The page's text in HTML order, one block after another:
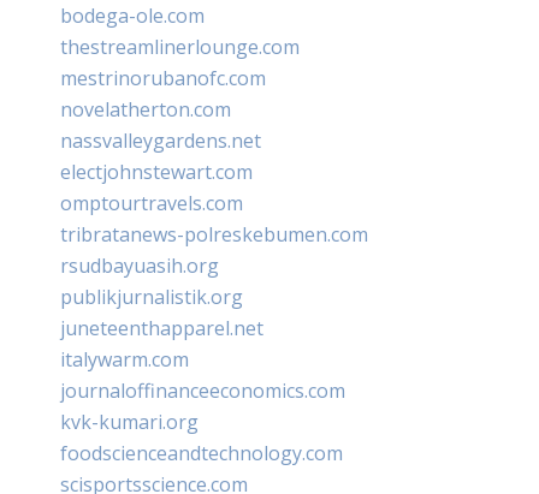
bodega-ole.com
thestreamlinerlounge.com
mestrinorubanofc.com
novelatherton.com
nassvalleygardens.net
electjohnstewart.com
omptourtravels.com
tribratanews-polreskebumen.com
rsudbayuasih.org
publikjurnalistik.org
juneteenthapparel.net
italywarm.com
journaloffinanceeconomics.com
kvk-kumari.org
foodscienceandtechnology.com
scisportsscience.com